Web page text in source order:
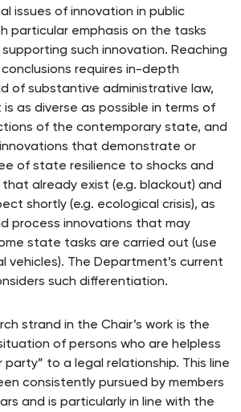
issues of innovation in public
particular emphasis on the tasks
such innovation. Reaching
requires in-depth
of substantive administrative law,
as diverse as possible in terms of
of the contemporary state, and
that demonstrate or
of state resilience to shocks and
already exist (e.g. blackout) and
shortly (e.g. ecological crisis), as
process innovations that may
state tasks are carried out (use
vehicles). The Department’s current
such differentiation.
strand in the Chair’s work is the
of persons who are helpless
party” to a legal relationship. This line
consistently pursued by members
and is particularly in line with the